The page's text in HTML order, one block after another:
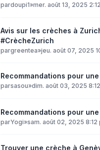
pardoupi1»mer. août 13, 2025
Avis sur les crèches à
#CrècheZurich
pargreentea»jeu. août 07, 2025
Recommandations pour
parsasou»dim. août 03, 2025
Recommandations pour
parYogi»sam. août 02, 2025 8:12
Trouver une crèche à